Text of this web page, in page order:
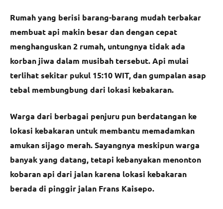
Rumah yang berisi barang-barang mudah terbakar
membuat api makin besar dan dengan cepat
menghanguskan 2 rumah, untungnya tidak ada
korban jiwa dalam musibah tersebut. Api mulai
terlihat sekitar pukul 15:10 WIT, dan gumpalan asap
tebal membungbung dari lokasi kebakaran.
Warga dari berbagai penjuru pun berdatangan ke
lokasi kebakaran untuk membantu memadamkan
amukan sijago merah. Sayangnya meskipun warga
banyak yang datang, tetapi kebanyakan menonton
kobaran api dari jalan karena lokasi kebakaran
berada di pinggir jalan Frans Kaisepo.